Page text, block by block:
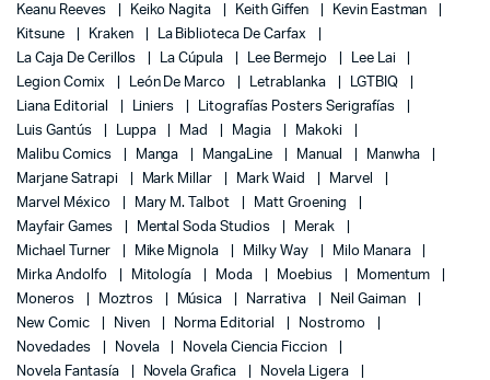
Keanu Reeves
Keiko Nagita Keith Giffen
Kevin Eastman
Kitsune
Kraken
La Biblioteca De Carfax
La Caja De Cerillos
La Cúpula Lee Bermejo
Lee Lai
Legion Comix
León De Marco Letrablanka
LGTBIQ
Liana Editorial
Liniers
Litografías Posters Serigrafías
Luis Gantús
Luppa Mad Magia
Makoki
Malibu Comics
Manga MangaLine Manual
Manwha
Marjane Satrapi
Mark Millar Mark Waid
Marvel
Marvel México
Mary M. Talbot
Matt Groening
Mayfair Games
Mental Soda Studios
Merak
Michael Turner
Mike Mignola Milky Way
Milo Manara
Mirka Andolfo
Mitología Moda Moebius
Momentum
Moneros
Moztros Música Narrativa
Neil Gaiman
New Comic
Niven Norma Editorial
Nostromo
Novedades
Novela
Novela Ciencia Ficcion
Novela Fantasía
Novela Grafica
Novela Ligera